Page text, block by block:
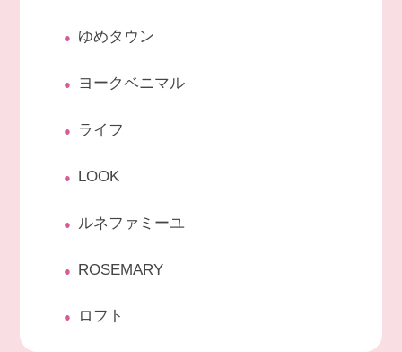
ゆめタウン
ヨークベニマル
ライフ
LOOK
ルネファミーユ
ROSEMARY
ロフト